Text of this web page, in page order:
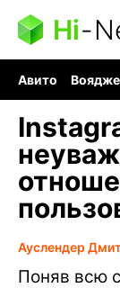
Hi-
Авито
Ауслендер
Поняв всю